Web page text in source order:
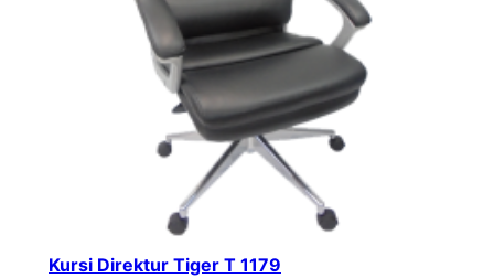
Kursi Direktur Tiger T 1179